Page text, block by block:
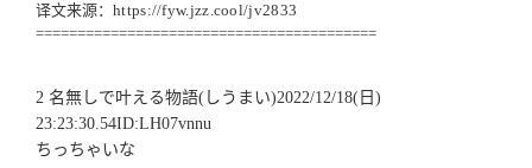
译文来源： https://fyw.jzz.cool/jv2833
=========================================
2 名無しで叶える物語(しうまい)2022/12/18(日)
23:23:30.54ID:LH07vnnu
ちっちゃいな